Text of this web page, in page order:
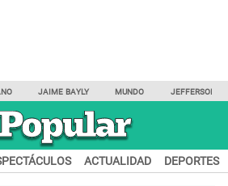
JAIME BAYLY MUNDO JEFFERSON
ACTUALIDAD DEPORTES